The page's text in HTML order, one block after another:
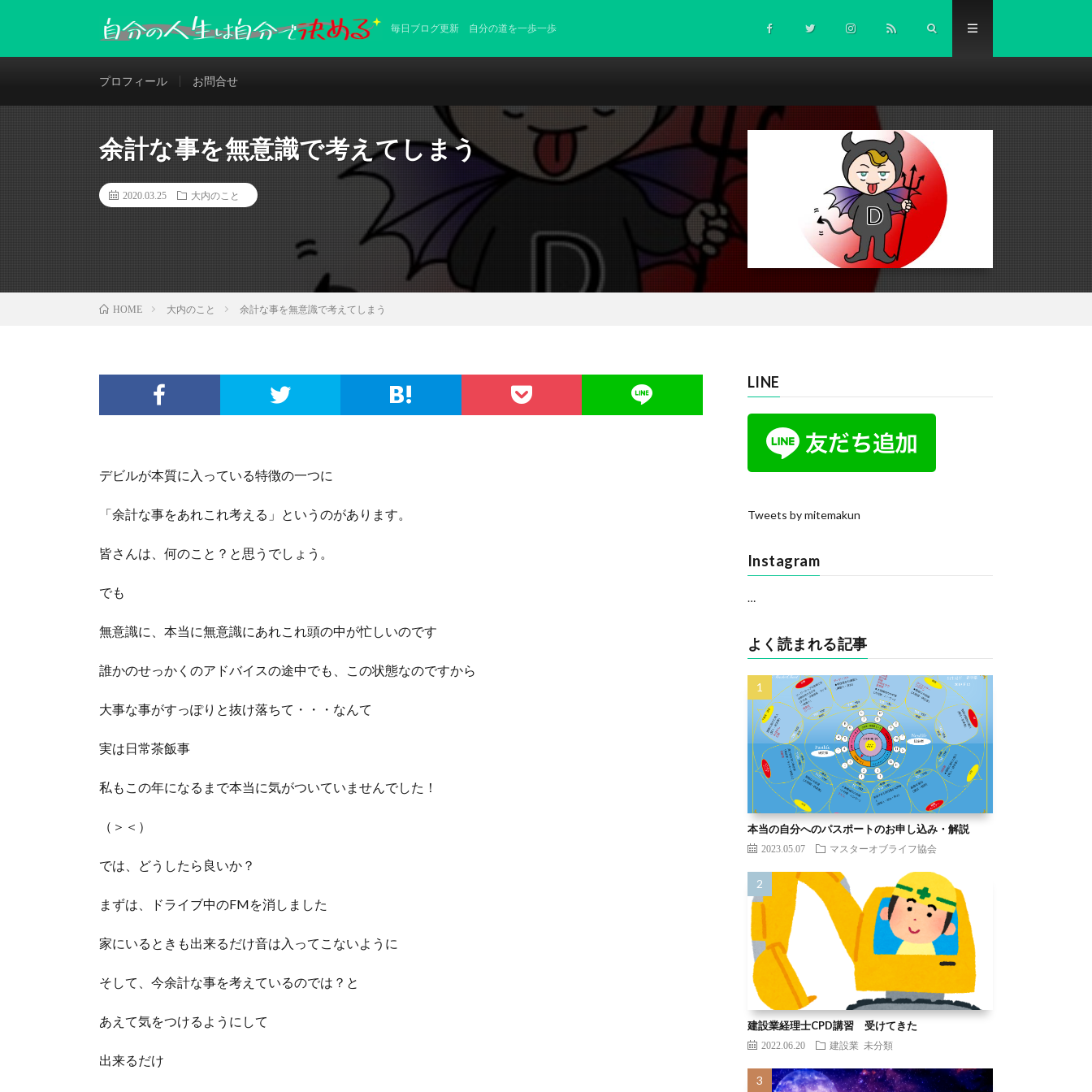
毎日ブログ更新 自分の道を一歩一歩
プロフィール お問合せ
余計な事を無意識で考えてしまう
2020.03.25 大内のこと
HOME 大内のこと 余計な事を無意識で考えてしまう
デビルが本質に入っている特徴の一つに
「余計な事をあれこれ考える」というのがあります。
皆さんは、何のこと？と思うでしょう。
でも
無意識に、本当に無意識にあれこれ頭の中が忙しいのです
誰かのせっかくのアドバイスの途中でも、この状態なのですから
大事な事がすっぽりと抜け落ちて・・・なんて
実は日常茶飯事
私もこの年になるまで本当に気がついていませんでした！
（＞＜）
では、どうしたら良いか？
まずは、ドライブ中のFMを消しました
家にいるときも出来るだけ音は入ってこないように
そして、今余計な事を考えているのでは？と
あえて気をつけるようにして
出来るだけ
LINE
Tweets by mitemakun
Instagram
…
よく読まれる記事
本当の自分へのパスポートのお申し込み・解説
2023.05.07 マスターオブライフ協会
建設業経理士CPD講習 受けてきた
2022.06.20 建設業 未分類